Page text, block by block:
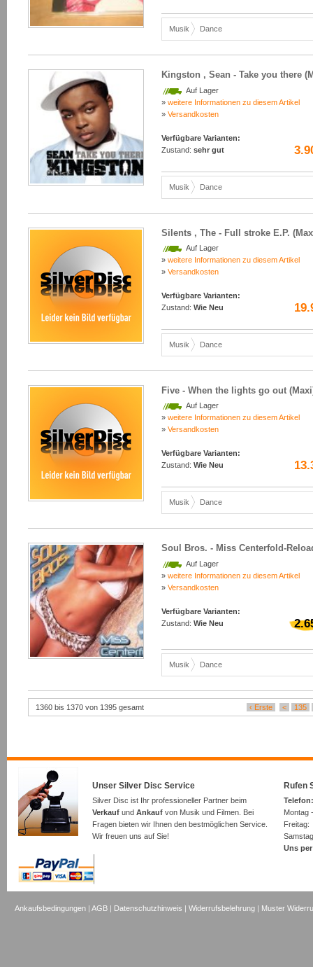
Musik Dance
Kingston , Sean - Take you there
Auf Lager
» weitere Informationen zu diesem Artikel
» Versandkosten
Verfügbare Varianten:
Zustand: sehr gut
Musik Dance
Silents , The - Full stroke E.P.
Auf Lager
» weitere Informationen zu diesem Artikel
» Versandkosten
Verfügbare Varianten:
Zustand: Wie Neu
Musik Dance
Five - When the lights go out
Auf Lager
» weitere Informationen zu diesem Artikel
» Versandkosten
Verfügbare Varianten:
Zustand: Wie Neu
Musik Dance
Soul Bros. - Miss Centerfold-
Auf Lager
» weitere Informationen zu diesem Artikel
» Versandkosten
Verfügbare Varianten:
Zustand: Wie Neu
Musik Dance
1360 bis 1370 von 1395 gesamt ‹ Erste < 135
Unser Silver Disc Service
Silver Disc ist Ihr professioneller Partner beim
Verkauf und Ankauf von Musik und Filmen. Bei
Fragen bieten wir Ihnen den bestmöglichen Service.
Wir freuen uns auf Sie!
Rufen
Montag
Uns
Ankaufsbedingungen |AGB | Datenschutzhinweis |Widerrufsbelehrung | Muster